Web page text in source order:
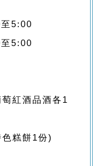
5:00
5:00
紅酒品酒各1
糕餅1份)